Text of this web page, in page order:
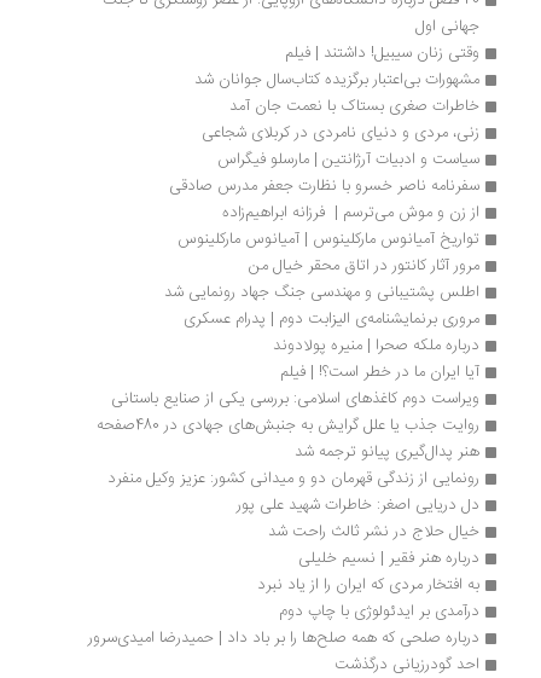
جهانی اول
وقتی زنان سیبیل! داشتند | فیلم
مشهورات بی‌اعتبار برگزیده کتاب‌سال جوانان شد
خاطرات صغری بستاک با نعمت جان آمد
زنی، مردی و دنیای نامردی در کربلای شجاعی
سیاست و ادبیات آرژانتین | مارسلو فیگراس
سفرنامه ناصر خسرو با نظارت جعفر مدرس صادقی
از زن و موش می‌ترسم |  فرزانه ابراهیم‌زاده
تواریخ آمیانوس مارکلینوس | آمیانوس مارکلینوس
مرور آثار کانتور در اتاق محقر خیال من
اطلس پشتیبانی و مهندسی جنگ جهاد رونمایی شد
مروری برنمایشنامه‌ی الیزابت دوم | پدرام عسکری
درباره ملکه صحرا | منیره پولادوند
آیا ایران ما در خطر است؟! | فیلم
ویراست دوم کاغذهای اسلامی: بررسی یکی از صنایع باستانی
روایت جذب یا علل گرایش به جنبش‌های جهادی در 480صفحه
هنر پدال‌گیری پیانو ترجمه شد
رونمایی از زندگی قهرمان دو و میدانی کشور: عزیز وکیل منفرد
دل دریایی اصغر: خاطرات شهید علی پور
خیال حلاج در نشر ثالث راحت شد
درباره هنر فقیر | نسیم خلیلی
به افتخار مردی که ایران را از یاد نبرد
درآمدی بر ایدئولوژی با چاپ دوم
درباره صلحی که همه صلح‌ها را بر باد داد | حمیدرضا امیدی‌سرور
احد گودرزیانی درگذشت